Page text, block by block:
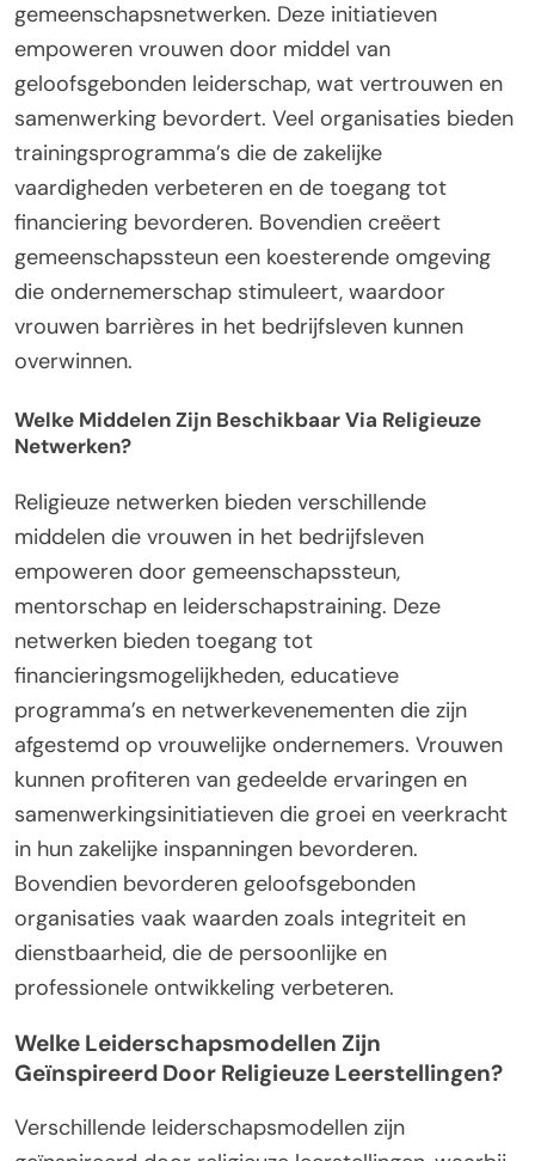
gemeenschapsnetwerken. Deze initiatieven
empoweren vrouwen door middel van
geloofsgebonden leiderschap, wat vertrouwen en
samenwerking bevordert. Veel organisaties bieden
trainingsprogramma’s die de zakelijke
vaardigheden verbeteren en de toegang tot
financiering bevorderen. Bovendien creëert
gemeenschapssteun een koesterende omgeving
die ondernemerschap stimuleert, waardoor
vrouwen barrières in het bedrijfsleven kunnen
overwinnen.
Welke Middelen Zijn Beschikbaar Via Religieuze
Netwerken?
Religieuze netwerken bieden verschillende
middelen die vrouwen in het bedrijfsleven
empoweren door gemeenschapssteun,
mentorschap en leiderschapstraining. Deze
netwerken bieden toegang tot
financieringsmogelijkheden, educatieve
programma’s en netwerkevenementen die zijn
afgestemd op vrouwelijke ondernemers. Vrouwen
kunnen profiteren van gedeelde ervaringen en
samenwerkingsinitiatieven die groei en veerkracht
in hun zakelijke inspanningen bevorderen.
Bovendien bevorderen geloofsgebonden
organisaties vaak waarden zoals integriteit en
dienstbaarheid, die de persoonlijke en
professionele ontwikkeling verbeteren.
Welke Leiderschapsmodellen Zijn
Geïnspireerd Door Religieuze Leerstellingen?
Verschillende leiderschapsmodellen zijn